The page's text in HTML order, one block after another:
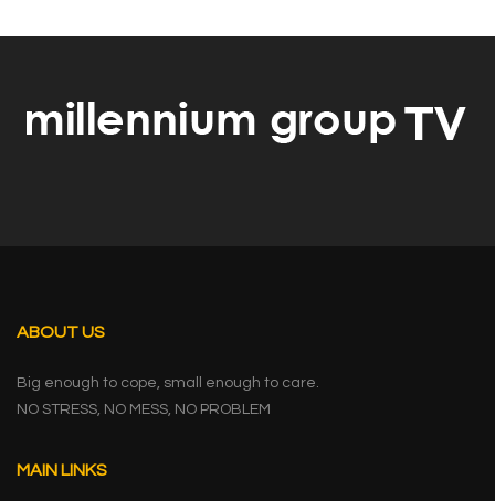
ABOUT US
Big enough to cope, small enough to care.
NO STRESS, NO MESS, NO PROBLEM
MAIN LINKS